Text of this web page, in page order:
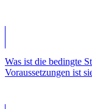
Was ist die bedingte
Voraussetzungen ist